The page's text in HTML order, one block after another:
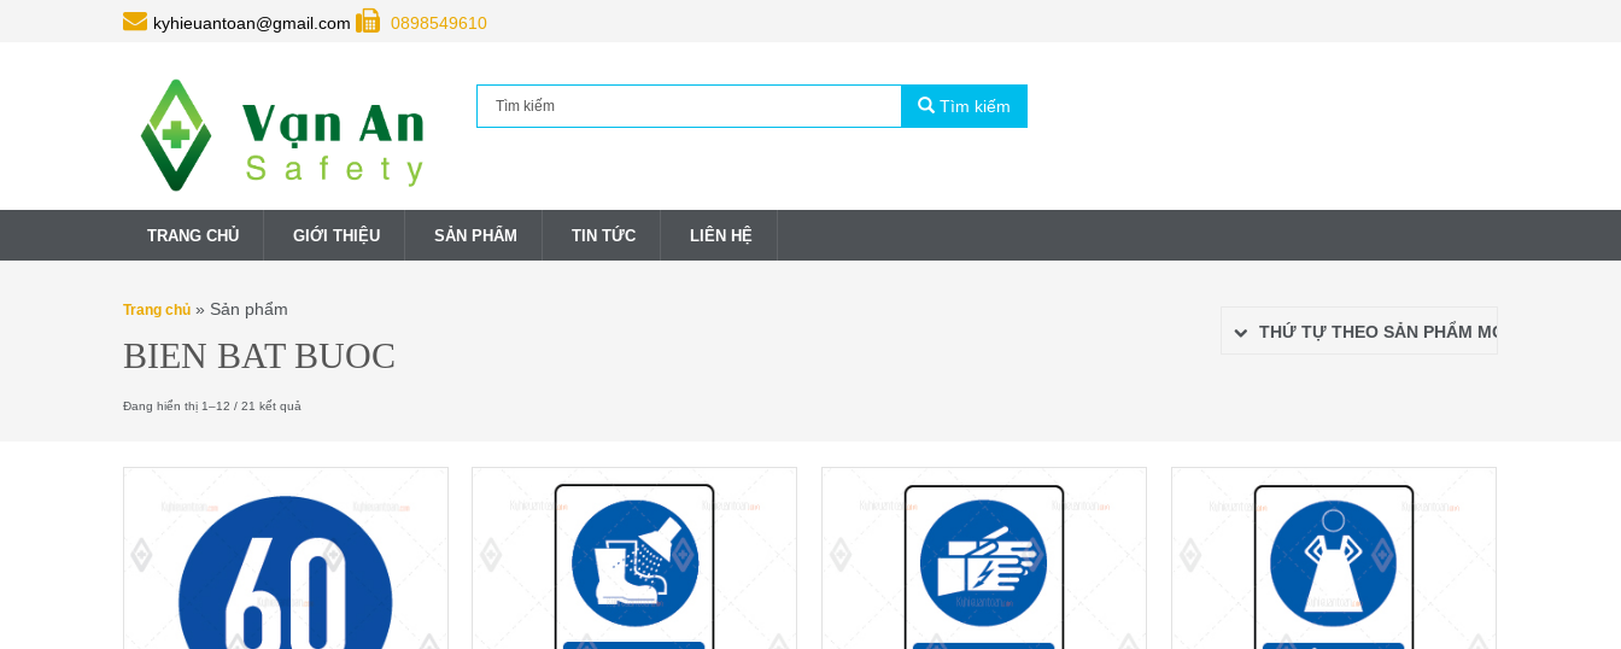
kyhieuantoan@gmail.com 0898549610
Tìm kiếm
TRANG CHỦ GIỚI THIỆU SẢN PHẨM TIN TỨC LIÊN HỆ
THỨ TỰ THEO SẢN PHẨM MỚI
Trang chủ » Sản phẩm
BIEN BAT BUOC
Đang hiển thị 1–12 / 21 kết quả